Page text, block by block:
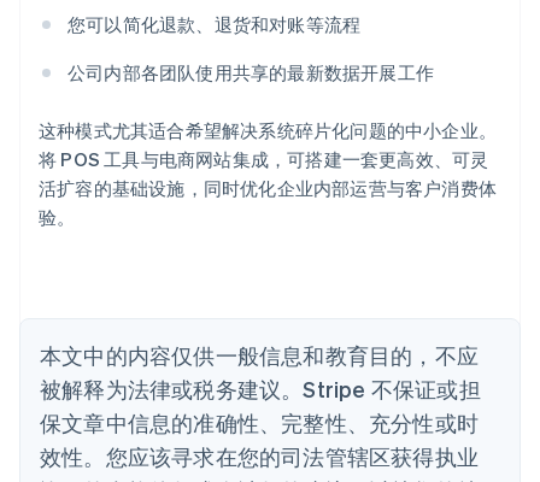
您可以简化退款、退货和对账等流程
公司内部各团队使用共享的最新数据开展工作
这种模式尤其适合希望解决系统碎片化问题的中小企业。
将 POS 工具与电商网站集成，可搭建一套更高效、可灵
活扩容的基础设施，同时优化企业内部运营与客户消费体
验。
本文中的内容仅供一般信息和教育目的，不应
被解释为法律或税务建议。Stripe 不保证或担
保文章中信息的准确性、完整性、充分性或时
效性。您应该寻求在您的司法管辖区获得执业
爱沙尼亚
English
奥地利
DeutschEnglish
English
巴西
PortuguêsEnglish
丹麦
德国
DeutschEnglish
法国
FrançaisEnglish